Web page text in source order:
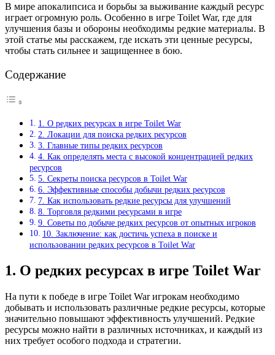
В мире апокалипсиса и борьбы за выживание каждый ресурс
играет огромную роль. Особенно в игре Toilet War, где для
улучшения базы и обороны необходимы редкие материалы. В
этой статье мы расскажем, где искать эти ценные ресурсы,
чтобы стать сильнее и защищеннее в бою.
Содержание
1. О редких ресурсах в игре Toilet War
2. Локации для поиска редких ресурсов
3. Главные типы редких ресурсов
4. Как определять места с высокой концентрацией редких
ресурсов
5. Секреты поиска ресурсов в Toilet War
6. Эффективные способы добычи редких ресурсов
7. Как использовать редкие ресурсы для улучшений
8. Торговля редкими ресурсами в игре
9. Советы по добыче редких ресурсов от опытных игроков
10. Заключение: как достичь успеха в поиске и
использовании редких ресурсов в Toilet War
1. О редких ресурсах в игре Toilet War
На пути к победе в игре Toilet War игрокам необходимо
добывать и использовать различные редкие ресурсы, которые
значительно повышают эффективность улучшений. Редкие
ресурсы можно найти в различных источниках, и каждый из
них требует особого подхода и стратегии.